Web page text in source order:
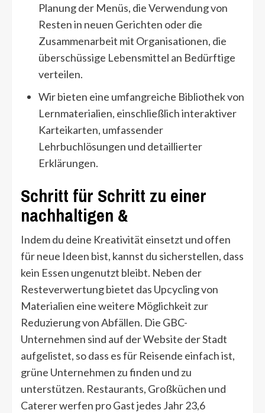
Planung der Menüs, die Verwendung von
Resten in neuen Gerichten oder die
Zusammenarbeit mit Organisationen, die
überschüssige Lebensmittel an Bedürftige
verteilen.
Wir bieten eine umfangreiche Bibliothek von
Lernmaterialien, einschließlich interaktiver
Karteikarten, umfassender
Lehrbuchlösungen und detaillierter
Erklärungen.
Schritt für Schritt zu einer
nachhaltigen &
Indem du deine Kreativität einsetzt und offen
für neue Ideen bist, kannst du sicherstellen, dass
kein Essen ungenutzt bleibt. Neben der
Resteverwertung bietet das Upcycling von
Materialien eine weitere Möglichkeit zur
Reduzierung von Abfällen. Die GBC-
Unternehmen sind auf der Website der Stadt
aufgelistet, so dass es für Reisende einfach ist,
grüne Unternehmen zu finden und zu
unterstützen. Restaurants, Großküchen und
Caterer werfen pro Gast jedes Jahr 23,6